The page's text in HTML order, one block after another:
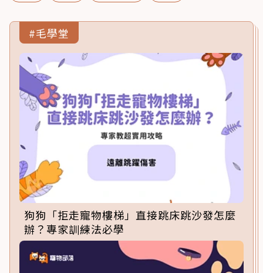
#毛學堂
狗狗「拒走寵物樓梯」直接跳床跳沙發怎麼
辦？專家訓練法必學